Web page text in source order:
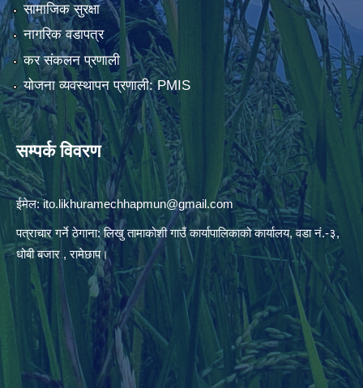
सामाजिक सुरक्षा
नागरिक वडापत्र
कर संकलन प्रणाली
योजना व्यवस्थापन प्रणाली: PMIS
सम्पर्क विवरण
ईमेल:ito.likhuramechhapmun@gmail.com
पत्राचार गर्ने ठेगाना: लिखु तामाकोशी गाउँ कार्यापालिकाको कार्यालय, वडा नं.-३,
धोबी बजार , रामेछाप।